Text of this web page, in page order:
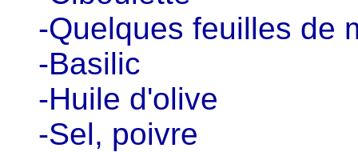
-Quelques feuilles de
-Basilic
-Huile d'olive
-Sel, poivre